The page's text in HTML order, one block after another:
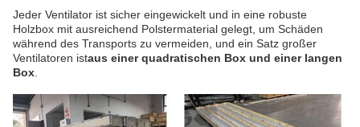
Jeder Ventilator ist sicher eingewickelt und in eine robuste
Holzbox mit ausreichend Polstermaterial gelegt, um Schäden
während des Transports zu vermeiden, und ein Satz großer
Ventilatoren istaus einer quadratischen Box und einer langen
Box